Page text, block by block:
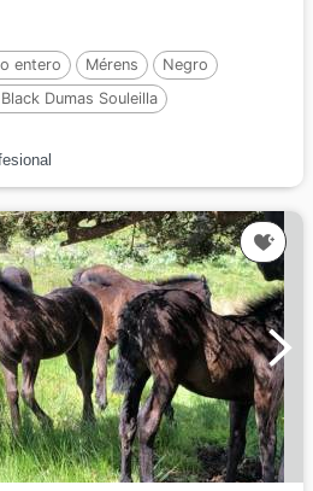
entero Mérens
Negro
Black Dumas Souleilla